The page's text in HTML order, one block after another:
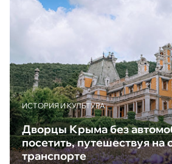
ИСТОРИЯ И КУЛЬТУРА
Дворцы Крыма без
посетить, путешествуя
транспорте